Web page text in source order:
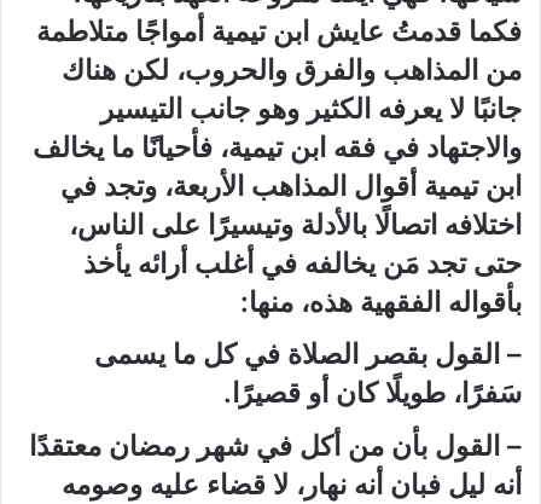
فكما قدمتُ عايش ابن تيمية أمواجًا متلاطمة
من المذاهب والفرق والحروب، لكن هناك
جانبًا لا يعرفه الكثير وهو جانب التيسير
والاجتهاد في فقه ابن تيمية، فأحيانًا ما يخالف
ابن تيمية أقوال المذاهب الأربعة، وتجد في
اختلافه اتصالًا بالأدلة وتيسيرًا على الناس،
حتى تجد مَن يخالفه في أغلب أرائه يأخذ
بأقواله الفقهية هذه، منها:
– القول بقصر الصلاة في كل ما يسمى
سَفرًا، طويلًا كان أو قصيرًا.
– القول بأن من أكل في شهر رمضان معتقدًا
أنه ليل فبان أنه نهار، لا قضاء عليه وصومه